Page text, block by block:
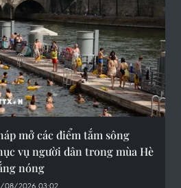
mở các điểm tắm sông
vụ người dân trong mùa Hè
nóng
08/2026 03:02